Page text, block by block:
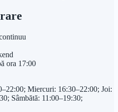
ora 17:00
Miercuri: 16:30–22:00; Joi:
Sâmbătă: 11:00–19:30;